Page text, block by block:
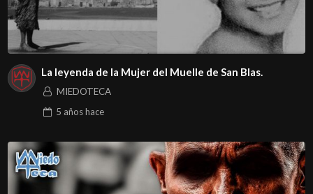
La leyenda de la Mujer del Muelle de San Blas.
MIEDOTECA
5 añoshace